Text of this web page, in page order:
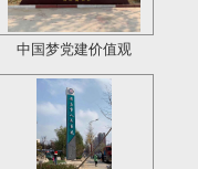
中国梦党建价值观